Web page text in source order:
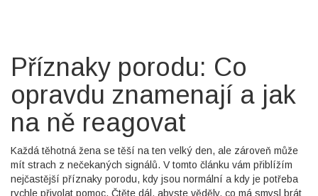
Příznaky porodu: Co
opravdu znamenají a jak
na ně reagovat
Každá těhotná žena se těší na ten velký den, ale zároveň může
mít strach z nečekaných signálů. V tomto článku vám přiblížím
nejčastější příznaky porodu, kdy jsou normální a kdy je potřeba
rychle přivolat pomoc. Čtěte dál, abyste věděly, co má smysl brát